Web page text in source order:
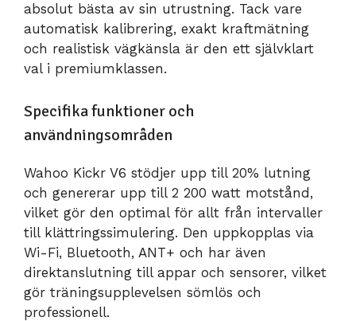
absolut bästa av sin utrustning. Tack vare
automatisk kalibrering, exakt kraftmätning
och realistisk vägkänsla är den ett självklart
val i premiumklassen.
Specifika funktioner och
användningsområden
Wahoo Kickr V6 stödjer upp till 20% lutning
och genererar upp till 2 200 watt motstånd,
vilket gör den optimal för allt från intervaller
till klättringssimulering. Den uppkopplas via
Wi-Fi, Bluetooth, ANT+ och har även
direktanslutning till appar och sensorer, vilket
gör träningsupplevelsen sömlös och
professionell.